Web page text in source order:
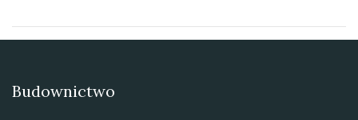
Budownictwo